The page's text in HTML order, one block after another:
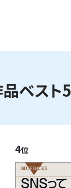
ベスト5
4位